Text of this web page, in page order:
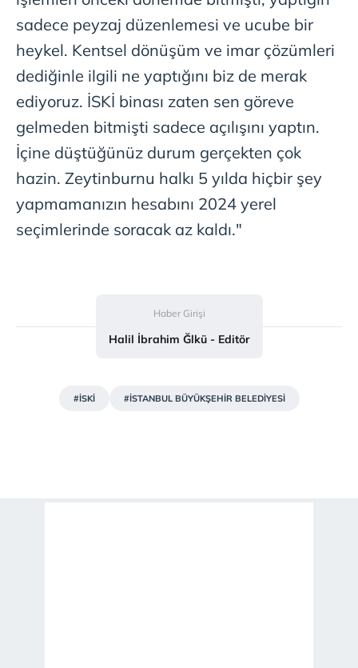
sadece peyzaj düzenlemesi ve ucube bir
heykel. Kentsel dönüşüm ve imar çözümleri
dediğinle ilgili ne yaptığını biz de merak
ediyoruz. İSKİ binası zaten sen göreve
gelmeden bitmişti sadece açılışını yaptın.
İçine düştüğünüz durum gerçekten çok
hazin. Zeytinburnu halkı 5 yılda hiçbir şey
yapmamanızın hesabını 2024 yerel
seçimlerinde soracak az kaldı."
Haber Girişi
Halil İbrahim Ğlkü - Editör
#İSKİ #İSTANBUL BÜYÜKŞEHİR BELEDİYESİ